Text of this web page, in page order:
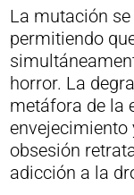
La mutación
permitiendo
horror. La
metáfora de la
envejecimiento
obsesión
adicción a la